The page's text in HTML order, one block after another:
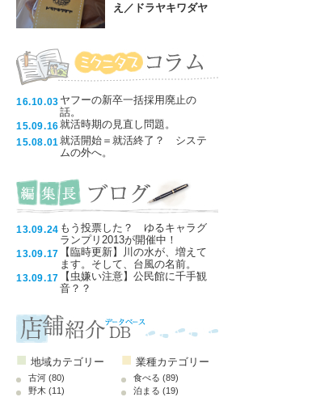
え／ドラヤキワダヤ
16.10.03 ヤフーの新卒一括採用廃止の
話。
15.09.16就活時期の見直し問題。
15.08.01 就活開始＝就活終了？ システ
ムの外へ。
13.09.24 もう投票した？ ゆるキャラグ
ランプリ2013が開催中！
13.09.17
【臨時更新】川の水が、増えて
ます。そして、台風の名前。
13.09.17
【虫嫌い注意】公民館に千手観
音？？
■ 地域カテゴリー
古河 (80)
野木 (11)
■ 業種カテゴリー
食べる (89)
泊まる (19)